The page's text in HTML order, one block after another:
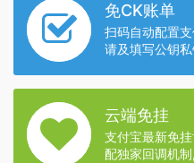
免CK账单
扫码自动配置
请及填写公钥私
云端免挂
支付宝最新免
配独家回调机制